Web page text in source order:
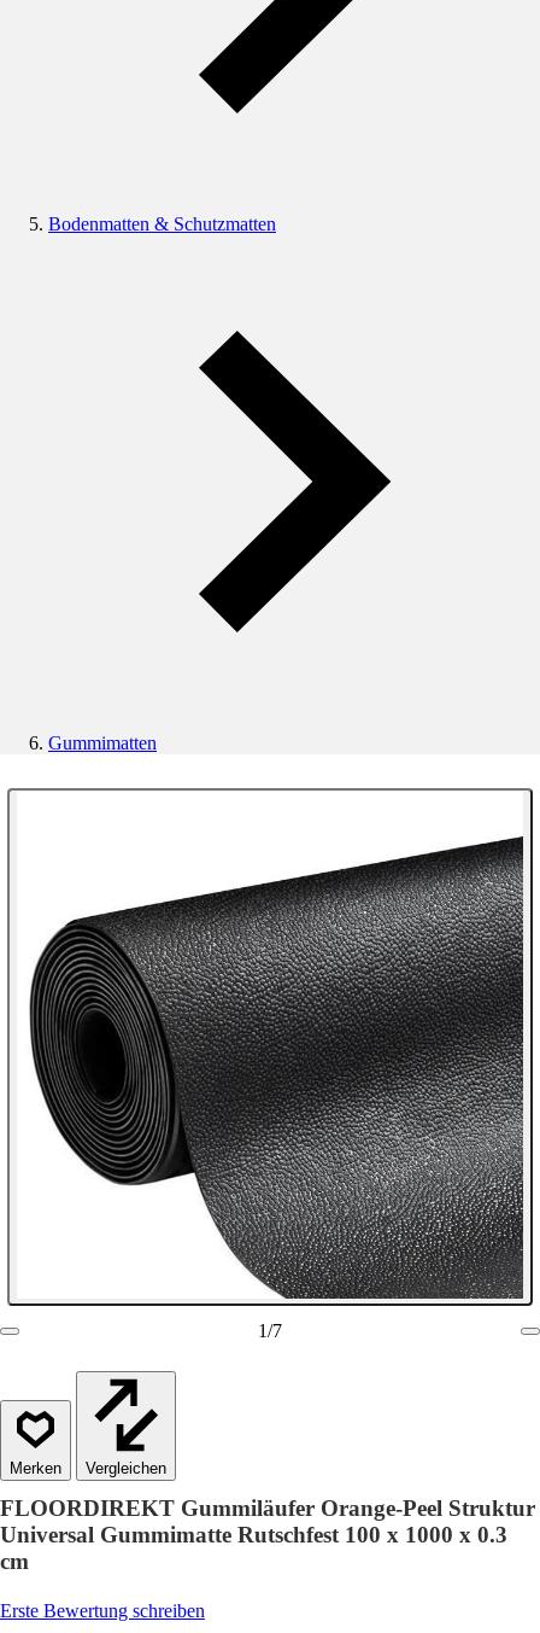
Bodenmatten & Schutzmatten
Gummimatten
1/7
Vergleichen
FLOORDIREKT Gummiläufer Orange-Peel Struktur
Universal Gummimatte Rutschfest 100 x 1000 x 0.3
cm
Erste Bewertung schreiben